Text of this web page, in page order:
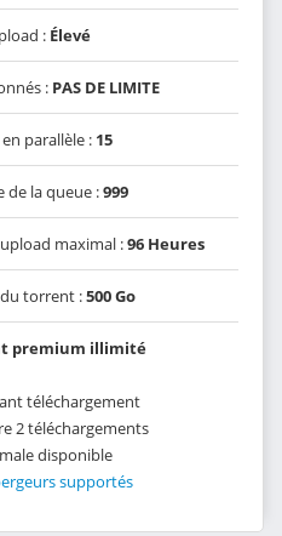
: Élevé
: PAS DE LIMITE
parallèle : 15
de la queue :999
maximal :96 Heures
torrent :500 Go
premium illimité
téléchargement
2 téléchargements
disponible
supportés